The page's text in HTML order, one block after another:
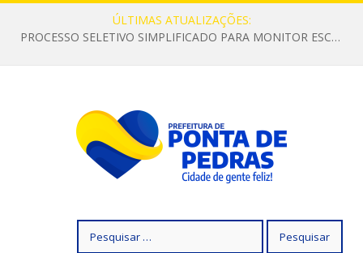
ÚLTIMAS ATUALIZAÇÕES:
PROCESSO SELETIVO SIMPLIFICADO PARA MONITOR ESCOLAR
por: